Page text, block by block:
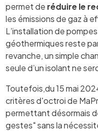
permet de réduire le
les émissions de gaz à
L’installation de
géothermiques reste
revanche, un simple
seule d’un isolant ne
Toutefois,du 15 mai
critères d'octroi de
permettant désormais
gestes" sans la